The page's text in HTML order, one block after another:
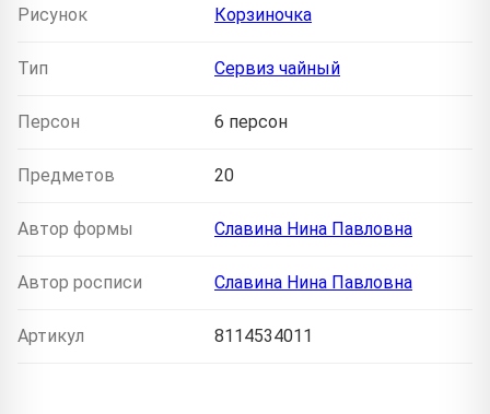
Рисунок Корзиночка
Тип Сервиз чайный
Персон 6 персон
Предметов 20
Автор формы Славина Нина Павловна
Автор росписи Славина Нина Павловна
Артикул 8114534011